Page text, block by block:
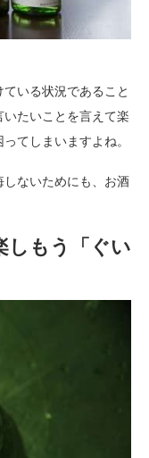
ている状況であること
たいことを言えて楽
てしまいますよね。
ないためにも、お酒
しもう「ぐい